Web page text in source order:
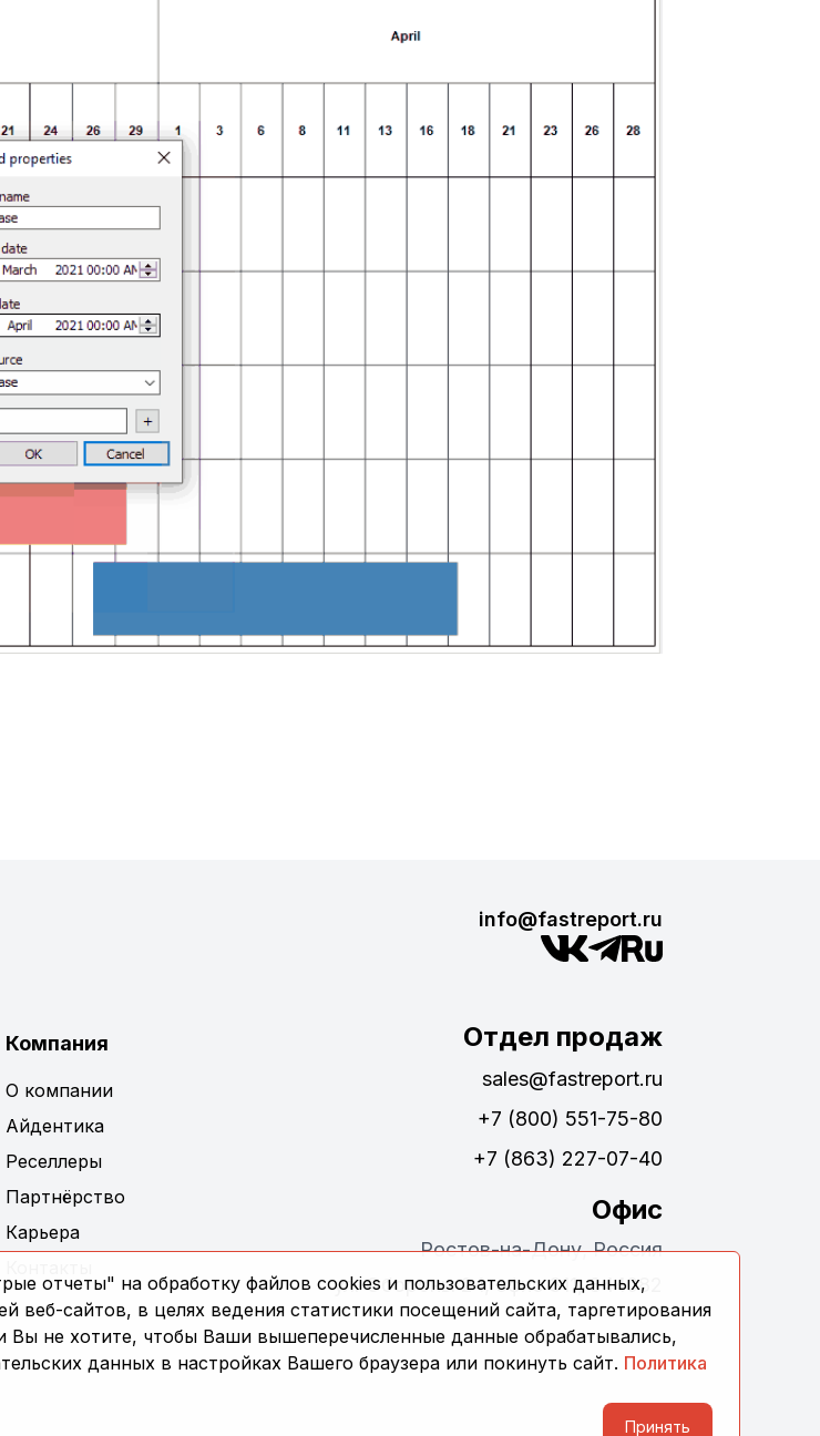
info@fastreport.ru
Отдел продаж
sales@fastreport.ru
+7 (800) 551-75-80
+7 (863) 227-07-40
Офис
Ростов-на-Дону, Россия
ул. Обороны 24, офис 311, 344082
Компания
О компании
Айдентика
Реселлеры
Партнёрство
Карьера
отчеты" на обработку файлов cookies и пользовательских данных,
веб-сайтов, в целях ведения статистики посещений сайта, таргетирования
Вы не хотите, чтобы Ваши вышеперечисленные данные обрабатывались,
данных в настройках Вашего браузера или покинуть сайт. Политика
Принять